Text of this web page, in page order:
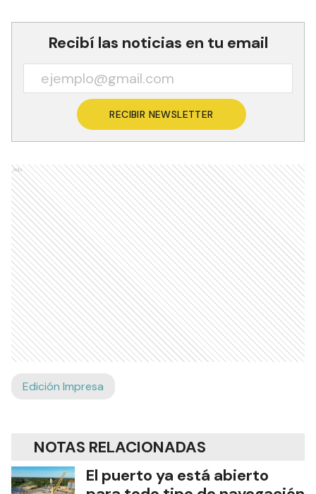
Recibí las noticias en tu email
RECIBIR NEWSLETTER
Ads
Edición Impresa
NOTAS RELACIONADAS
El puerto ya está abierto